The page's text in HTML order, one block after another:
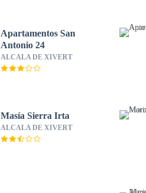
Apartamentos San
Antonio 24
ALCALA DE XIVERT
Masía Sierra Irta
ALCALA DE XIVERT